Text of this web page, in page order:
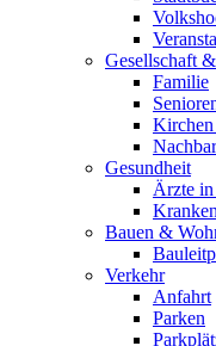
Gesellschaft
Familie
Kirchen
Gesundheit
Ärzte
Bauen &
Verkehr
Anfahrt
Parken